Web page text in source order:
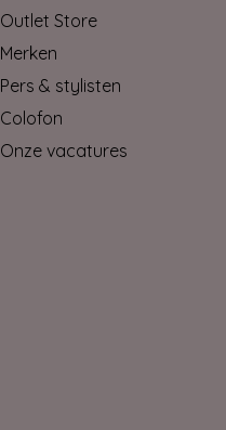
Outlet Store
Merken
Pers & stylisten
Colofon
Onze vacatures